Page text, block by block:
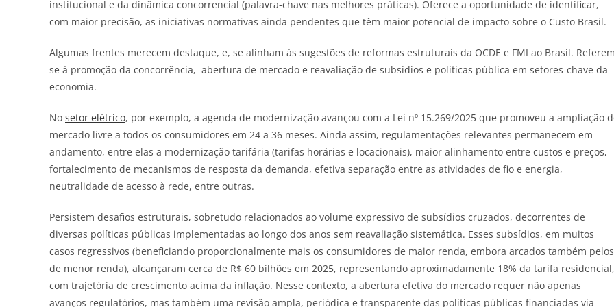
institucional e da dinâmica concorrencial (palavra-chave nas melhores práticas). Oferece a oportunidade de identificar,
com maior precisão, as iniciativas normativas ainda pendentes que têm maior potencial de impacto sobre o Custo Brasil.
Algumas frentes merecem destaque, e, se alinham às sugestões de reformas estruturais da OCDE e FMI ao Brasil.
se à promoção da concorrência, abertura de mercado e reavaliação de subsídios e políticas pública em setores-chave da
economia.
No setor elétrico, por exemplo, a agenda de modernização avançou com a Lei nº 15.269/2025 que promoveu a ampliação
mercado livre a todos os consumidores em 24 a 36 meses. Ainda assim, regulamentações relevantes permanecem em
andamento, entre elas a modernização tarifária (tarifas horárias e locacionais), maior alinhamento entre custos e preços,
fortalecimento de mecanismos de resposta da demanda, efetiva separação entre as atividades de fio e energia,
neutralidade de acesso à rede, entre outras.
Persistem desafios estruturais, sobretudo relacionados ao volume expressivo de subsídios cruzados, decorrentes de
diversas políticas públicas implementadas ao longo dos anos sem reavaliação sistemática. Esses subsídios, em muitos
casos regressivos (beneficiando proporcionalmente mais os consumidores de maior renda, embora arcados também pelos
de menor renda), alcançaram cerca de R$ 60 bilhões em 2025, representando aproximadamente 18% da tarifa residencial,
com trajetória de crescimento acima da inflação. Nesse contexto, a abertura efetiva do mercado requer não apenas
avanços regulatórios, mas também uma revisão ampla, periódica e transparente das políticas públicas financiadas via